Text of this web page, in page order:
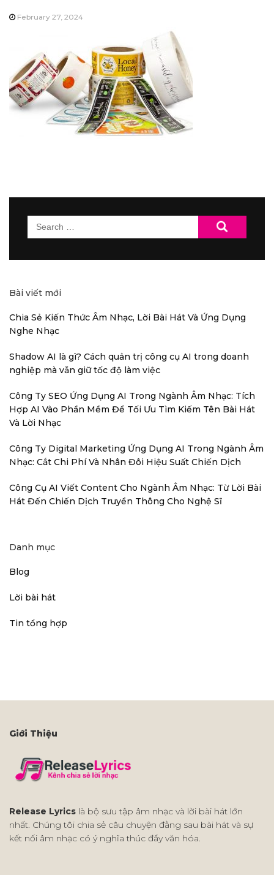
February 27, 2024
Search
for:
Bài viết mới
Chia Sẻ Kiến Thức Âm Nhạc, Lời Bài Hát Và Ứng Dụng
Nghe Nhạc
Shadow AI là gì? Cách quản trị công cụ AI trong doanh
nghiệp mà vẫn giữ tốc độ làm việc
Công Ty SEO Ứng Dụng AI Trong Ngành Âm Nhạc: Tích
Hợp AI Vào Phần Mềm Để Tối Ưu Tìm Kiếm Tên Bài Hát
Và Lời Nhạc
Công Ty Digital Marketing Ứng Dụng AI Trong Ngành Âm
Nhạc: Cắt Chi Phí Và Nhân Đôi Hiệu Suất Chiến Dịch
Công Cụ AI Viết Content Cho Ngành Âm Nhạc: Từ Lời Bài
Hát Đến Chiến Dịch Truyền Thông Cho Nghệ Sĩ
Danh mục
Blog
Lời bài hát
Tin tổng hợp
Giới Thiệu
Release Lyrics là bộ sưu tập âm nhạc và lời bài hát lớn
nhất. Chúng tôi chia sẻ câu chuyện đằng sau bài hát và sự
kết nối âm nhạc có ý nghĩa thúc đẩy văn hóa.